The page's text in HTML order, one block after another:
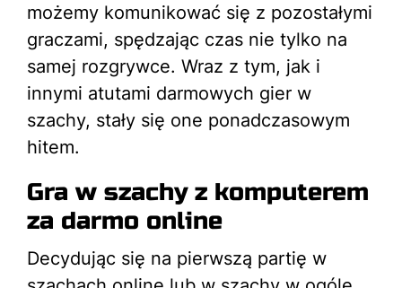
możemy komunikować się z pozostałymi
graczami, spędzając czas nie tylko na
samej rozgrywce. Wraz z tym, jak i
innymi atutami darmowych gier w
szachy, stały się one ponadczasowym
hitem.
Gra w szachy z komputerem
za darmo online
Decydując się na pierwszą partię w